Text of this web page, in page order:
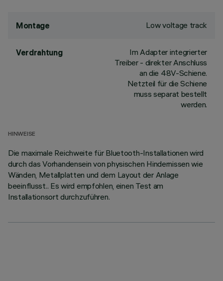
Montage Low voltage track
Verdrahtung
Im Adapter integrierter
Treiber - direkter Anschluss
an die 48V-Schiene.
Netzteil für die Schiene
muss separat bestellt
werden.
HINWEISE
Die maximale Reichweite für Bluetooth-Installationen wird
durch das Vorhandensein von physischen Hindernissen wie
Wänden, Metallplatten und dem Layout der Anlage
beeinflusst.. Es wird empfohlen, einen Test am
Installationsort durchzuführen.